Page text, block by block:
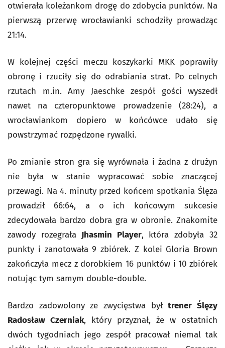
otwierała koleżankom drogę do zdobycia punktów. Na
pierwszą przerwę wrocławianki schodziły prowadząc
21:14.
W kolejnej części meczu koszykarki MKK poprawiły
obronę i rzuciły się do odrabiania strat. Po celnych
rzutach m.in. Amy Jaeschke zespół gości wyszedł
nawet na czteropunktowe prowadzenie (28:24), a
wrocławiankom dopiero w końcówce udało się
powstrzymać rozpędzone rywalki.
Po zmianie stron gra się wyrównała i żadna z drużyn
nie była w stanie wypracować sobie znaczącej
przewagi. Na 4. minuty przed końcem spotkania Ślęza
prowadził 66:64, a o ich końcowym sukcesie
zdecydowała bardzo dobra gra w obronie. Znakomite
zawody rozegrałaJhasmin Player, która zdobyła 32
punkty i zanotowała 9 zbiórek. Z kolei Gloria Brown
zakończyła mecz z dorobkiem 16 punktów i 10 zbiórek
notując tym samym double-double.
Bardzo zadowolony ze zwycięstwa byłtrener Ślęzy
Radosław Czerniak, który przyznał, że w ostatnich
dwóch tygodniach jego zespół pracował niemal tak